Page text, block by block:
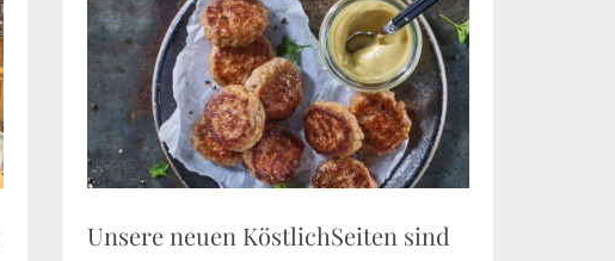
Unsere neuen KöstlichSeiten sind